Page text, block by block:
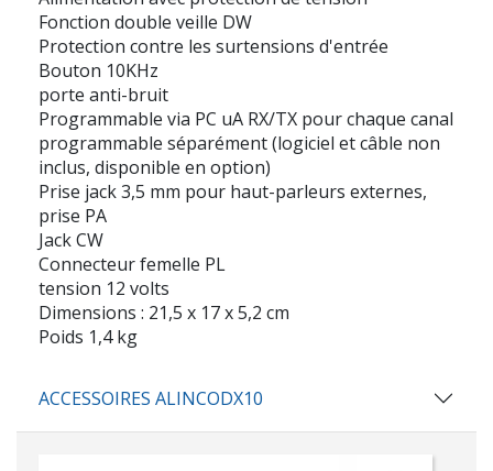
Fonction double veille DW
Protection contre les surtensions d'entrée
Bouton 10KHz
porte anti-bruit
Programmable via PC uA RX/TX pour chaque canal
programmable séparément (logiciel et câble non
inclus, disponible en option)
Prise jack 3,5 mm pour haut-parleurs externes,
prise PA
Jack CW
Connecteur femelle PL
tension 12 volts
Dimensions : 21,5 x 17 x 5,2 cm
Poids 1,4 kg
ACCESSOIRES ALINCODX10